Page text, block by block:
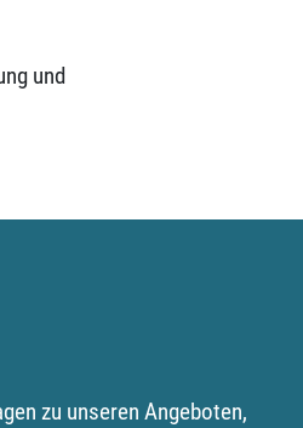
und
zu unseren Angeboten,